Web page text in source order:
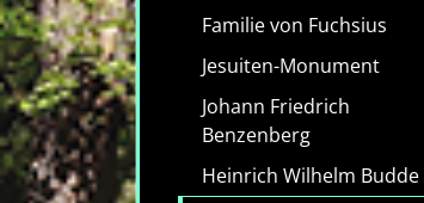
Familie von Fuchsius
Jesuiten-Monument
Johann Friedrich
Benzenberg
Heinrich Wilhelm Budde